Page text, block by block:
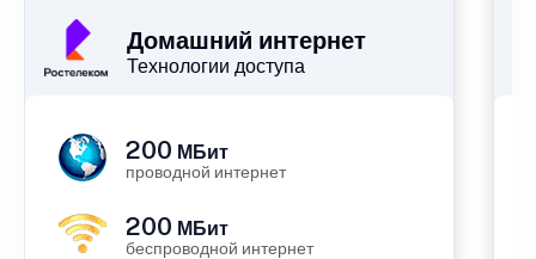
Домашний интернет
Технологии доступа
200 МБит
проводной интернет
200 МБит
беспроводной интернет